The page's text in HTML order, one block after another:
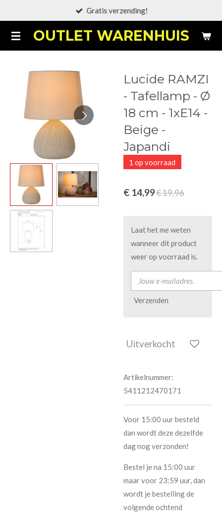
naar
de
OUTLET WARENHUIS
Gratis verzending!
Lucide RAMZI
- Tafellamp - Ø
18 cm - 1xE14 -
Beige -
Japandi
1 op voorraad
€ 14,99€ 19,96
Laat het me weten
wanneer dit product
weer op voorraad is.
Verzenden
Uitverkocht
Artikelnummer:
5411212470171
Voor 15:00 uur besteld
dan wordt deze dezelfde
dag nog verzonden!
Bestel je na 15:00 uur
maar voor 23:59 uur, dan
wordt je bestelling de
volgende ochtend